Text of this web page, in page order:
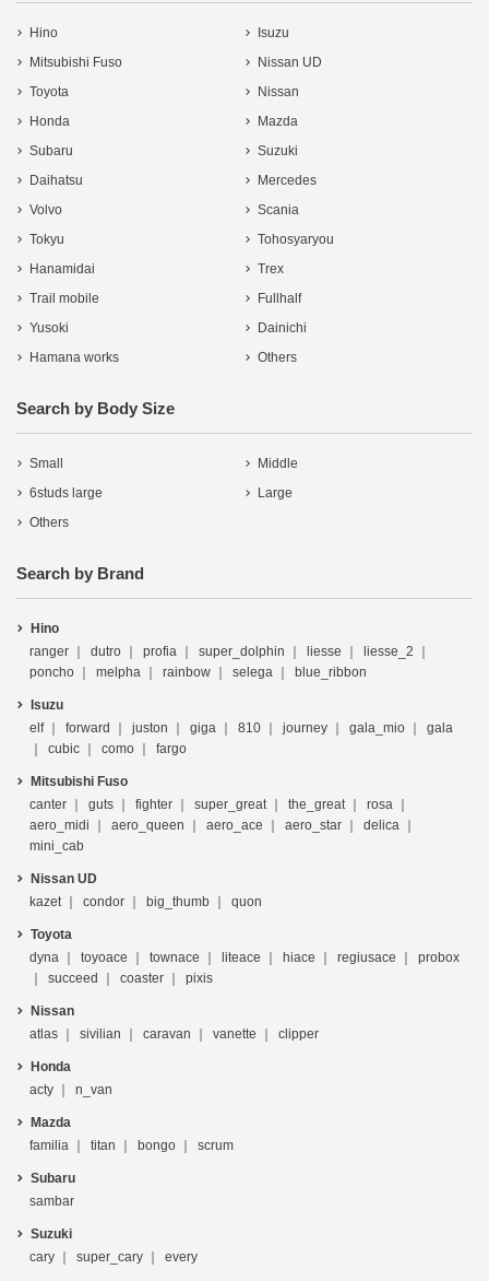
Hino
Isuzu
Mitsubishi Fuso
Nissan UD
Toyota
Nissan
Honda
Mazda
Subaru
Suzuki
Daihatsu
Mercedes
Volvo
Scania
Tokyu
Tohosyaryou
Hanamidai
Trex
Trail mobile
Fullhalf
Yusoki
Dainichi
Hamana works
Others
Search by Body Size
Small
Middle
6studs large
Large
Others
Search by Brand
Hino
ranger
dutro profia super_dolphin liesse
liesse_2
poncho
melpha rainbow selega blue_ribbon
Isuzu
elf
forward juston giga 810 journey gala_mio
gala
cubic
como fargo
Mitsubishi Fuso
canter
guts fighter super_great the_great
rosa
aero_midi
aero_queen aero_ace aero_star
delica
mini_cab
Nissan UD
kazet
condor big_thumb quon
Toyota
dyna
toyoace townace liteace hiace regiusace
probox
succeed
coaster pixis
Nissan
atlas
sivilian caravan vanette clipper
Honda
acty
n_van
Mazda
familia
titan bongo scrum
Subaru
sambar
Suzuki
cary
super_cary every